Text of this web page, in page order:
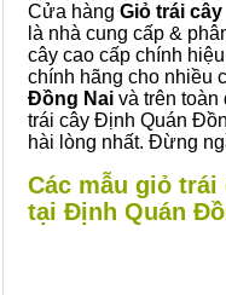
Cửa hàng Giỏ trái
là nhà cung cấp &
cây cao cấp chính
chính hãng cho nhiều
Đồng Nai và trên toàn
trái cây Định Quán
hài lòng nhất. Đừng
Các mẫu giỏ trái
tại Định Quán